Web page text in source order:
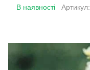
В наявності Артикул: